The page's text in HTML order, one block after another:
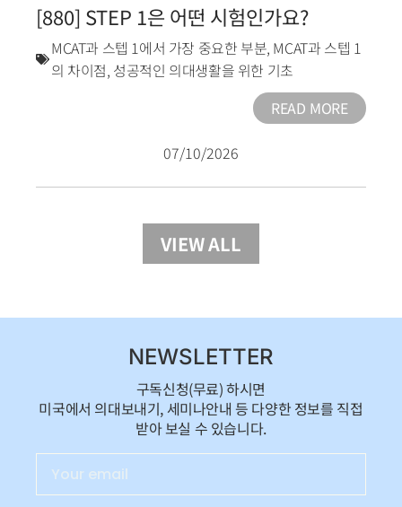
[880] STEP 1은 어떤 시험인가요?
MCAT과 스텝 1에서 가장 중요한 부분, MCAT과 스텝 1
의 차이점, 성공적인 의대생활을 위한 기초
READ MORE
07/10/2026
VIEW ALL
NEWSLETTER
구독신청(무료) 하시면
미국에서 의대보내기, 세미나안내 등 다양한 정보를 직접
받아 보실 수 있습니다.